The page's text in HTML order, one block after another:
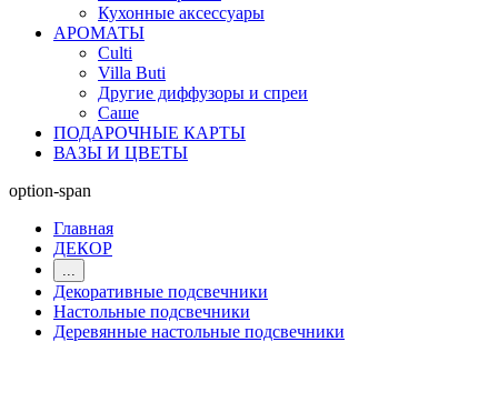
Кухонные аксессуары
АРОМАТЫ
Culti
Villa Buti
Другие диффузоры и спреи
Саше
ПОДАРОЧНЫЕ КАРТЫ
ВАЗЫ И ЦВЕТЫ
option-span
Главная
ДЕКОР
...
Декоративные подсвечники
Настольные подсвечники
Деревянные настольные подсвечники